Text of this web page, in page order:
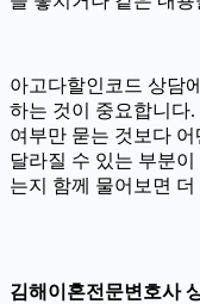
아고다할인코드 상담
하는 것이 중요합니다.
여부만 묻는 것보다
달라질 수 있는 부분
는지 함께 물어보면
김해이혼전문변호사